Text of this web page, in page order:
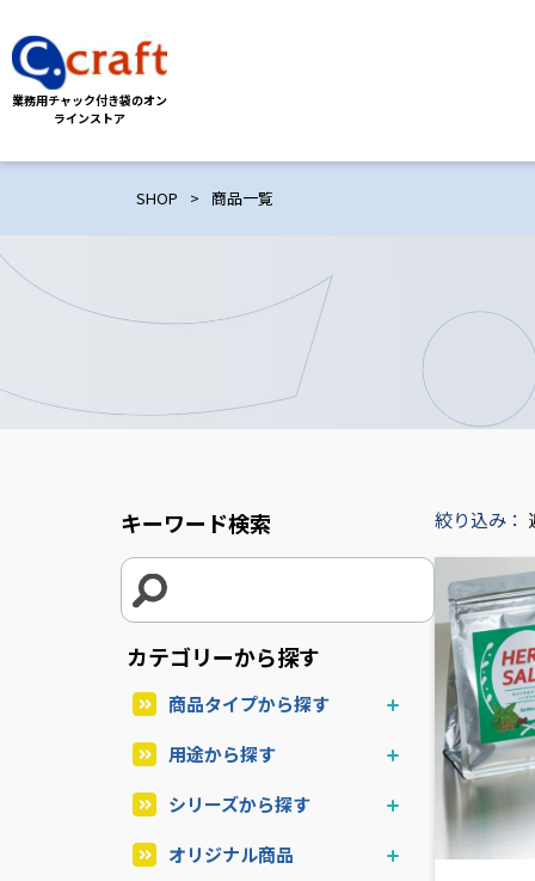
業務用チャック付き袋のオン
ラインストア
SHOP > 商品一覧
キーワード検索
カテゴリーから探す
商品タイプから探す
用途から探す
シリーズから探す
オリジナル商品
絞り込み：